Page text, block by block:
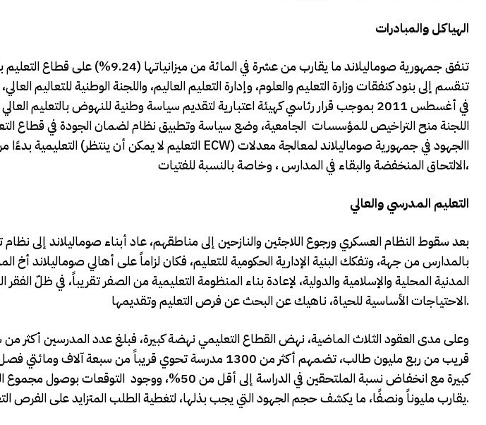
الهياكل والمبادرات
تنفق جمهورية صوماليلاند ما يقارب من عشرة في
تنقسم إلى بنود كنفقات وزارة التعليم والعلوم، وإدارة التعليم العاليم، واللجنة الوطنية للتعاليم
اللجنة منح التراخيص للمؤسسات الجامعية، وضع سياسة وتطبيق نظام لضمان الجودة في قطاع
الالتحاق المنخفضة والبقاء في المدارس ، وخاصة بالنسبة للفتيات،
التعليم المدرسي والعالي
بعد سقوط النظام العسكري ورجوع اللاجئين والنازحين إلى مناطقهم، عاد أبناء صوماليلاند إلى نظام
بالمدارس من جهة، وتفكك البنية الإدارية الحكومية للتعليم، فكان لزاماً على أهالي صوماليلاند أخ
المدنية المحلية والإسلامية والدولية، لإعادة بناء المنظومة التعليمية من الصفر تقريباً، في ظلّ
الاحتياجات الأساسية للحياة، ناهيك عن البحث عن فرص التعليم وتقديمها.
وعلى مدى العقود الثلاث الماضية، نهض القطاع التعليمي نهضة كبيرة، فبلغ عدد المدرسين أكثر
قريب من ربع مليون طالب، تضمهم أكثر من 1300 مدرسة تحوي قريباً من
يقارب مليوناً ونصفًا، ما يكشف حجم الجهود التي يجب بذلها، لتغطية الطلب المتزايد على الفرص التعليمية في ظلّ قلّة الإمكانيات.